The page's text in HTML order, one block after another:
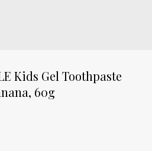
Kids Gel Toothpaste
60g